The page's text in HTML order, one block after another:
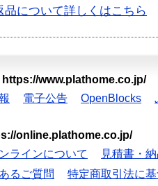
品について詳しくはこちら
https://www.plathome.co.jp/
電子公告 OpenBlocks
online.plathome.co.jp/
ラインについて
見積書・
るご質問
特定商取引法に